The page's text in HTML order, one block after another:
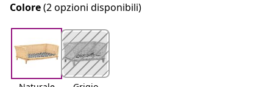
Colore(2 opzioni disponibili)